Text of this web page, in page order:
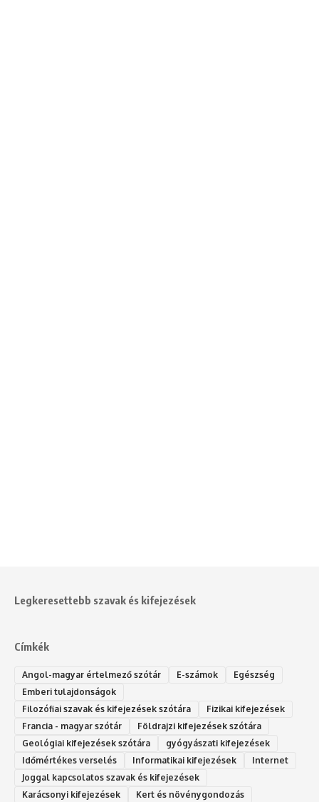
Legkeresettebb szavak és kifejezések
Címkék
Angol-magyar értelmező szótár E-számok
Egészség
Emberi tulajdonságok
Filozófiai szavak és kifejezések szótára
Fizikai kifejezések
Francia - magyar szótár
Földrajzi kifejezések szótára
Geológiai kifejezések szótára
gyógyászati kifejezések
Időmértékes verselés
Informatikai kifejezések
Internet
Joggal kapcsolatos szavak és kifejezések
Karácsonyi kifejezések
Kert és növénygondozás